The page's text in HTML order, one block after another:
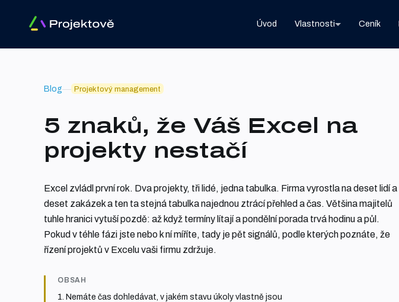
Úvod Vlastnosti Ceník
Blog Projektový management
5 znaků, že Váš Excel na
projekty nestačí
Excel zvládl první rok. Dva projekty, tři lidé, jedna tabulka. Firma vyrostla na deset lidí a
deset zakázek a ten ta stejná tabulka najednou ztrácí přehled a čas. Většina majitelů
tuhle hranici vytuší pozdě: až když termíny lítají a pondělní porada trvá hodinu a půl.
Pokud v téhle fázi jste nebo k ní míříte, tady je pět signálů, podle kterých poznáte, že
řízení projektů v Excelu vaši firmu zdržuje.
OBSAH
1. Nemáte čas dohledávat, v jakém stavu úkoly vlastně jsou